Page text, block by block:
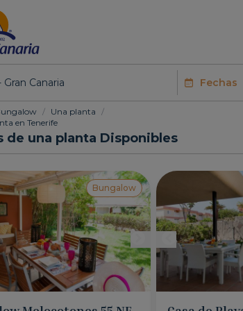
Fechas
/ Una planta /
en Tenerife
de una planta Disponibles
Bungalow